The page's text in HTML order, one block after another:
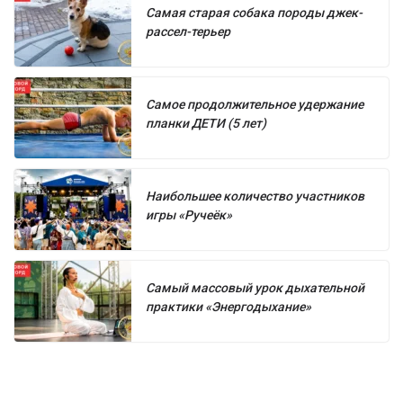
Самая старая собака породы джек-
рассел-терьер
Самое продолжительное удержание
планки ДЕТИ (5 лет)
Наибольшее количество участников
игры «Ручеёк»
Самый массовый урок дыхательной
практики «Энергодыхание»